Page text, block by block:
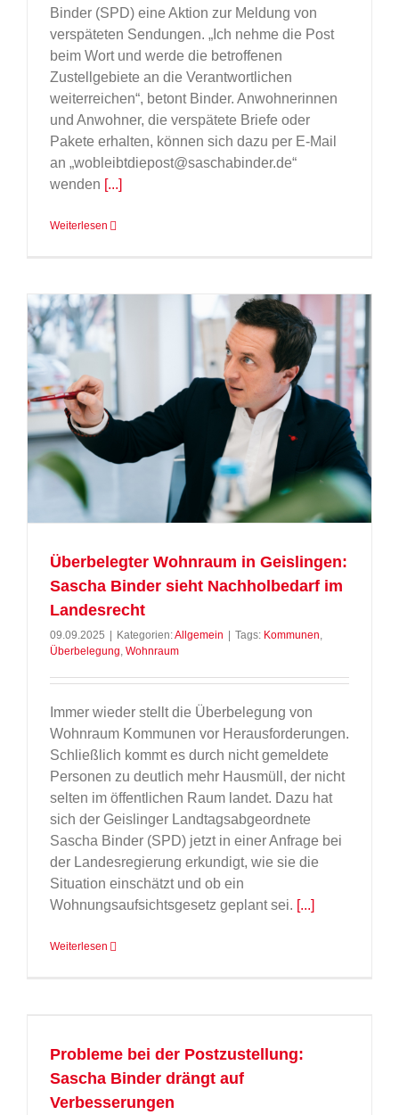
Binder (SPD) eine Aktion zur Meldung von
verspäteten Sendungen. „Ich nehme die Post
beim Wort und werde die betroffenen
Zustellgebiete an die Verantwortlichen
weiterreichen“, betont Binder. Anwohnerinnen
und Anwohner, die verspätete Briefe oder
Pakete erhalten, können sich dazu per E-Mail
an „wobleibtdiepost@saschabinder.de“
wenden [...]
Weiterlesen
Überbelegter Wohnraum in Geislingen:
Sascha Binder sieht Nachholbedarf im
Landesrecht
09.09.2025 | Kategorien:Allgemein | Tags: Kommunen
Überbelegung Wohnraum
Immer wieder stellt die Überbelegung von
Wohnraum Kommunen vor Herausforderungen.
Schließlich kommt es durch nicht gemeldete
Personen zu deutlich mehr Hausmüll, der nicht
selten im öffentlichen Raum landet. Dazu hat
sich der Geislinger Landtagsabgeordnete
Sascha Binder (SPD) jetzt in einer Anfrage bei
der Landesregierung erkundigt, wie sie die
Situation einschätzt und ob ein
Wohnungsaufsichtsgesetz geplant sei. [...]
Weiterlesen
Probleme bei der Postzustellung:
Sascha Binder drängt auf
Verbesserungen